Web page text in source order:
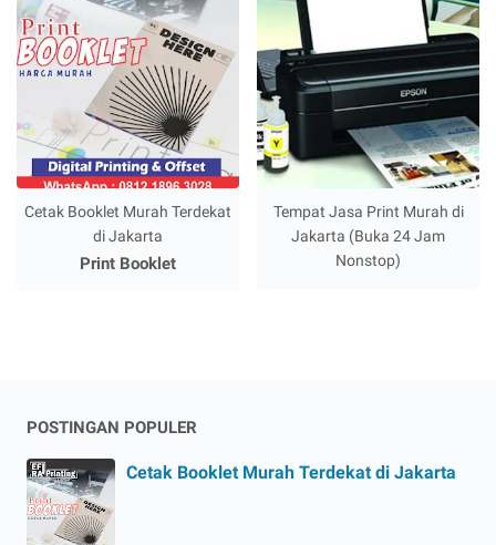
Cetak Booklet Murah Terdekat
di Jakarta
Print Booklet
Tempat Jasa Print Murah di
Jakarta (Buka 24 Jam
Nonstop)
POSTINGAN POPULER
Cetak Booklet Murah Terdekat di Jakarta